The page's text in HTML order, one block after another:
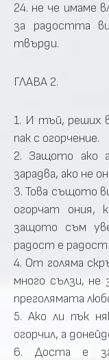
24. не че имаме
за радостта
твърди.
ГЛАВА 2.
1. И тъй, реших
пак с огорчение.
2. Защото ако
зарадва, ако не
3. Това същото
огорчат ония,
защото съм
радост е радост
4. От голяма
много сълзи, не
преголямата
5. Ако ли пък
огорчил, а
6. Доста е